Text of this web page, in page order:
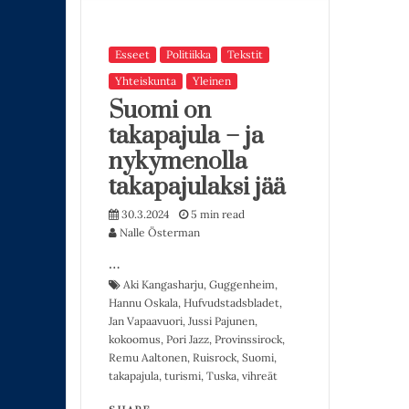
Esseet Politiikka
Tekstit
Yhteiskunta
Yleinen
Suomi on
takapajula – ja
nykymenolla
takapajulaksi jää
30.3.2024
5 min read
Nalle Österman
…
Aki Kangasharju, Guggenheim,
Hannu Oskala, Hufvudstadsbladet,
Jan Vapaavuori, Jussi Pajunen,
kokoomus, Pori Jazz, Provinssirock,
Remu Aaltonen, Ruisrock, Suomi,
takapajula, turismi, Tuska, vihreät